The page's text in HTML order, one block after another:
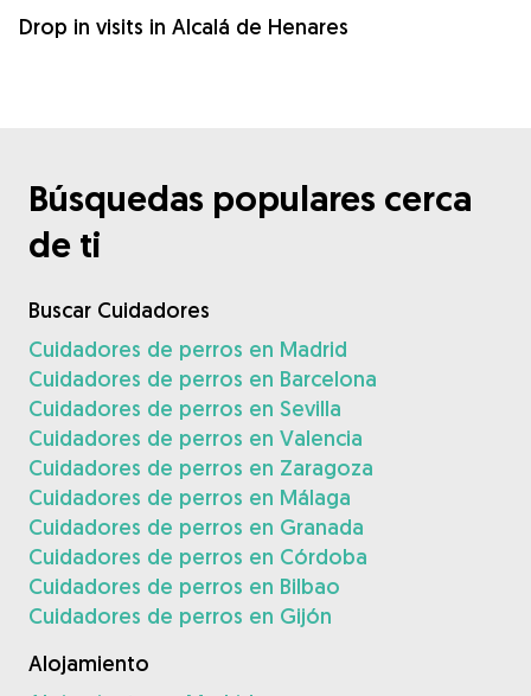
Drop in visits in Alcalá de Henares
Búsquedas populares cerca
de ti
Buscar Cuidadores
Cuidadores de perros en Madrid
Cuidadores de perros en Barcelona
Cuidadores de perros en Sevilla
Cuidadores de perros en Valencia
Cuidadores de perros en Zaragoza
Cuidadores de perros en Málaga
Cuidadores de perros en Granada
Cuidadores de perros en Córdoba
Cuidadores de perros en Bilbao
Cuidadores de perros en Gijón
Alojamiento